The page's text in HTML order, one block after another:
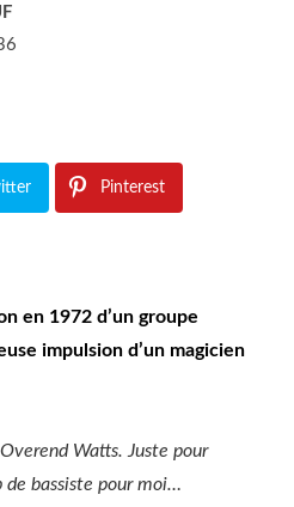
Pinterest
en 1972 d’un groupe
impulsion d’un magicien
Watts. Juste pour
de bassiste pour moi…